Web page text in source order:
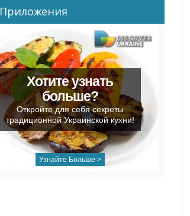
Приложения
Хотите узнать
больше?
Откройте для себя секреты
традиционной Украинской кухни!
Узнайте Больше >